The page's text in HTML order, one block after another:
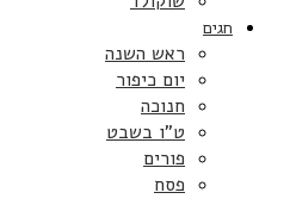
חגים
ראש השנה
יום כיפור
חנוכה
ט”ו בשבט
פורים
פסח